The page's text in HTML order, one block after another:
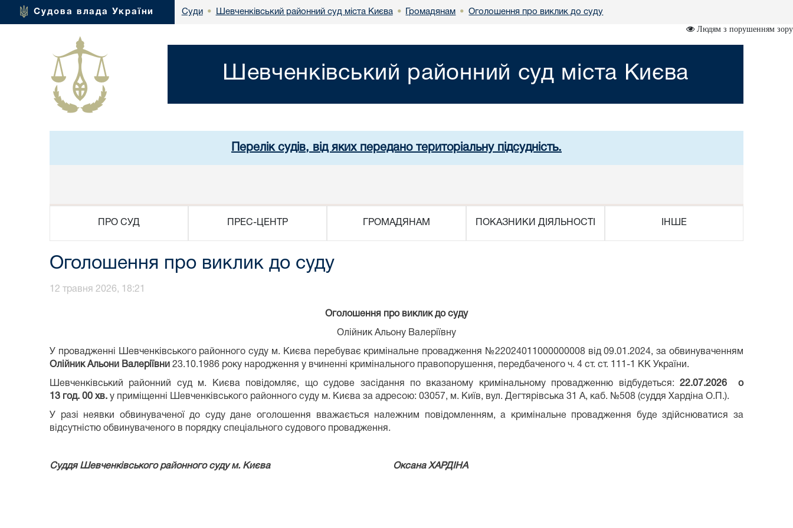
Судова влада України Суди • Шевченківський районний суд міста Києва • Громадянам • Оголошення про виклик до суду
Людям з порушенням зору
Шевченківський районний суд міста Києва
Перелік судів, від яких передано територіальну підсудність.
ПРО СУД ПРЕС-ЦЕНТР ГРОМАДЯНАМ ПОКАЗНИКИ ДІЯЛЬНОСТІ ІНШЕ
Оголошення про виклик до суду
12 травня 2026, 18:21
Оголошення про викликдо суду
Олійник Альону Валеріївну
У провадженні Шевченківського районного суду м. Києва перебуває кримінальне провадження №22024011000000008 від 09.01.2024, за обвинуваченням
Олійник Альони Валеріївни 23.10.1986 року народження у вчиненні кримінального правопорушення, передбаченого ч. 4 ст. ст. 111-1 КК України.
Шевченківський районний суд м. Києва повідомляє, що судове засідання по вказаному кримінальному провадженню відбудеться:22.07.2026 о
13 год. 00 хв. у приміщенні Шевченківського районного суду м. Києва за адресою: 03057, м. Київ, вул. Дегтярівська 31 А, каб. №508 (суддя Хардіна О.П.).
У разі неявки обвинуваченої до суду дане оголошення вважається належним повідомленням, а кримінальне провадження буде здійснюватися за
відсутністю обвинуваченого в порядку спеціального судового провадження.
Суддя Шевченківського районного суду м. Києва Оксана ХАРДІНА